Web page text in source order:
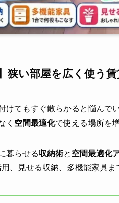
狭い部屋を広く使う
てもすぐ散らかると悩んで
く 空間最適化で使える場所を
暮らせる収納術と 空間最適化
、見せる収納、多機能家具ま